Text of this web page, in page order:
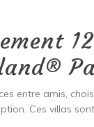
entre amis,
Ces villas